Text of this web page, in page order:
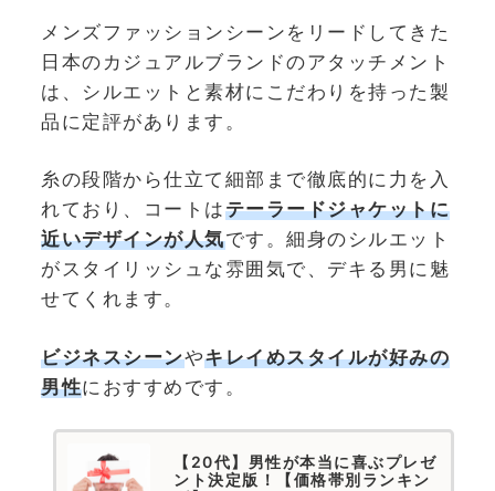
メンズファッションシーンをリードしてきた
日本のカジュアルブランドのアタッチメント
は、シルエットと素材にこだわりを持った製
品に定評があります。
糸の段階から仕立て細部まで徹底的に力を入
れており、コートはテーラードジャケットに
近いデザインが人気です。細身のシルエット
がスタイリッシュな雰囲気で、デキる男に魅
せてくれます。
ビジネスシーンやキレイめスタイルが好みの
男性におすすめです。
【20代】男性が本当に喜ぶプレゼ
ント決定版！【価格帯別ランキン